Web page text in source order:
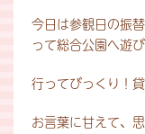
今日は参観日の振
って総合公園へ遊
行ってびっくり！
お言葉に甘えて、